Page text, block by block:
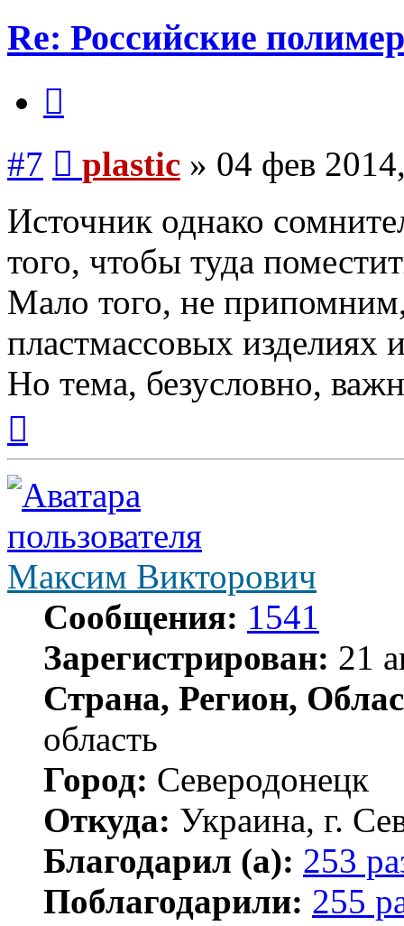
Re: Российские
#7 plastic » 04 фев
Источник однако
того, чтобы туда
Мало того, не
пластмассовых изделиях
Но тема, безусловно,
началу
Максим Викторович
Сообщения: 1541
Зарегистрирован: 21
Страна, Регион,
область
Город: Северодонецк
Откуда: Украина, г.
Благодарил (а): 253
Поблагодарили: 255